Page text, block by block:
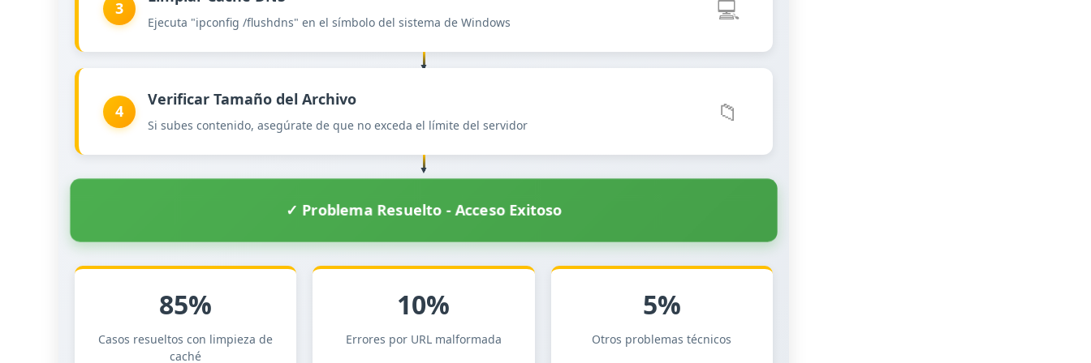
3
Ejecuta "ipconfig /flushdns" en el símbolo del sistema de Windows 💻
4
Verificar Tamaño del Archivo
Si subes contenido, asegúrate de que no exceda el límite del servidor 📁
✓ Problema Resuelto - Acceso Exitoso
85%
Casos resueltos con limpieza de
caché
10%
Errores por URL malformada
5%
Otros problemas técnicos